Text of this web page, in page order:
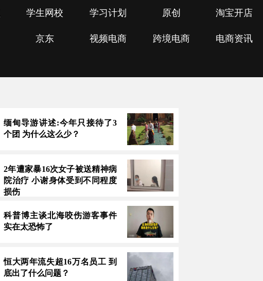
学生网校 学习计划 原创 淘宝开店
京东 视频电商 跨境电商 电商资讯
缅甸导游讲述:今年只接待了3
个团 为什么这么少？
2年遭家暴16次女子被送精神病
院治疗 小谢身体受到不同程度
损伤
科普博主谈北海咬伤游客事件
实在太恐怖了
恒大两年流失超16万名员工 到
底出了什么问题？